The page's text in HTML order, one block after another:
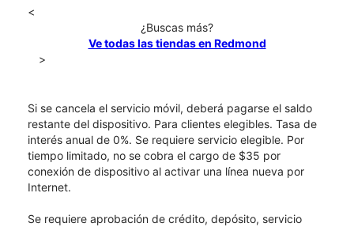
<
¿Buscas más?
Ve todas las tiendas en Redmond
>
Si se cancela el servicio móvil, deberá pagarse el saldo
restante del dispositivo. Para clientes elegibles. Tasa de
interés anual de 0%. Se requiere servicio elegible. Por
tiempo limitado, no se cobra el cargo de $35 por
conexión de dispositivo al activar una línea nueva por
Internet.
Se requiere aprobación de crédito, depósito, servicio